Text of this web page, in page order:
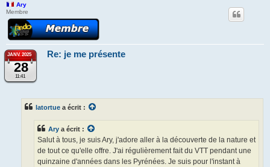
Ary
Membre
JANV. 2025
28
11:41
Re: je me présente
latortue a écrit :
Ary a écrit :
Salut à tous, je suis Ary, j'adore aller à la découverte de la nature et
de tout ce qu'elle offre. J'ai régulièrement fait du VTT pendant une
quinzaine d'années dans les Pyrénées. Je suis pour l'instant à